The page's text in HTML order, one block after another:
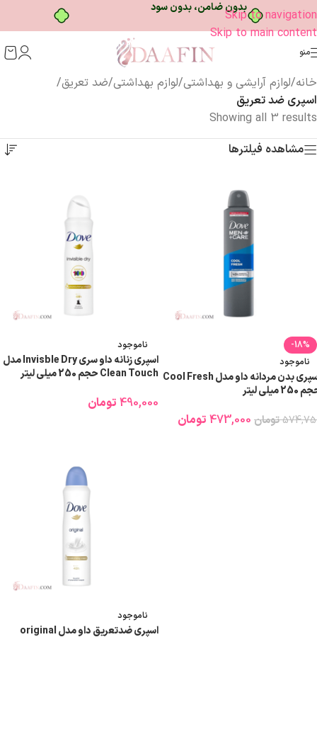
بدون ضامن، بدون سودSkip to navigation
Skip to main content
منو
خانه/لوازم آرایشی و بهداشتی/لوازم بهداشتی/ضد تعریق/
اسپری ضد تعریق
Showing all 3 results
مشاهده فیلترها
-18%
ناموجود
اسپری بدن مردانه داو مدل Cool Fresh
میلی لیتر
تومان 473,000 تومان
ناموجود
اسپری زنانه داو سری Invisble Dry مدل
Clean Touch حجم 250 میلی لیتر
490,000 تومان
ناموجود
اسپری ضدتعریق داو مدل original